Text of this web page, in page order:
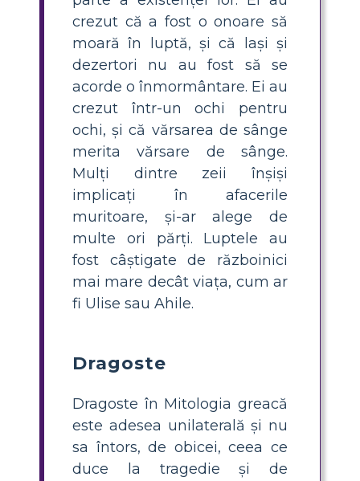
crezut că a fost o onoare să
moară în luptă, și că lași și
dezertori nu au fost să se
acorde o înmormântare. Ei au
crezut într-un ochi pentru
ochi, și că vărsarea de sânge
merita vărsare de sânge.
Mulți dintre zeii înșiși
implicați în afacerile
muritoare, și-ar alege de
multe ori părți. Luptele au
fost câștigate de războinici
mai mare decât viața, cum ar
fi Ulise sau Ahile.
Dragoste
Dragoste în Mitologia greacă
este adesea unilaterală și nu
sa întors, de obicei, ceea ce
duce la tragedie și de